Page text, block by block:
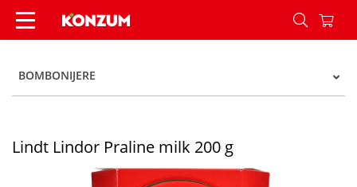
Lindt Lindor Praline milk 200 g - Konzum
BOMBONIJERE
Lindt Lindor Praline milk 200 g